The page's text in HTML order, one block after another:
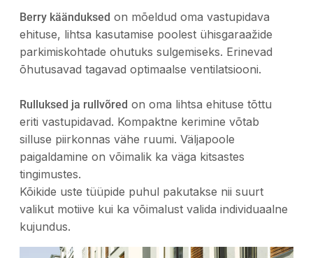
Berry käänduksed on mõeldud oma vastupidava
ehituse, lihtsa kasutamise poolest ühisgaraažide
parkimiskohtade ohutuks sulgemiseks. Erinevad
õhutusavad tagavad optimaalse ventilatsiooni.
Rulluksed ja rullvõred on oma lihtsa ehituse tõttu
eriti vastupidavad. Kompaktne kerimine võtab
silluse piirkonnas vähe ruumi. Väljapoole
paigaldamine on võimalik ka väga kitsastes
tingimustes.
Kõikide uste tüüpide puhul pakutakse nii suurt
valikut motiive kui ka võimalust valida individuaalne
kujundus.